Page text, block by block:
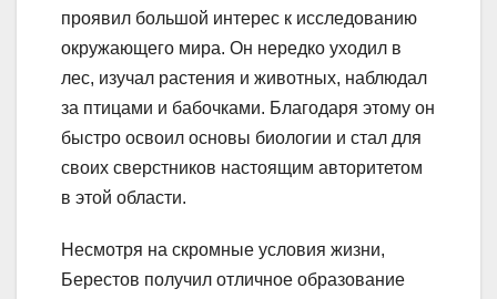
проявил большой интерес к исследованию
окружающего мира. Он нередко уходил в
лес, изучал растения и животных, наблюдал
за птицами и бабочками. Благодаря этому он
быстро освоил основы биологии и стал для
своих сверстников настоящим авторитетом
в этой области.
Несмотря на скромные условия жизни,
Берестов получил отличное образование